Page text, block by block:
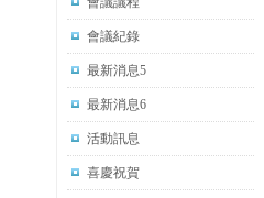
會議紀錄
最新消息5
最新消息6
活動訊息
喜慶祝賀